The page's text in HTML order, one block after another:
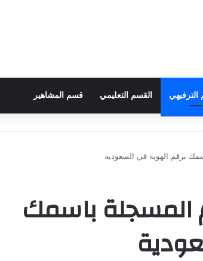
الترفيهي القسم التعليمي قسم المشاهير
برقم الهوية في السعودية
المسجلة باسمك